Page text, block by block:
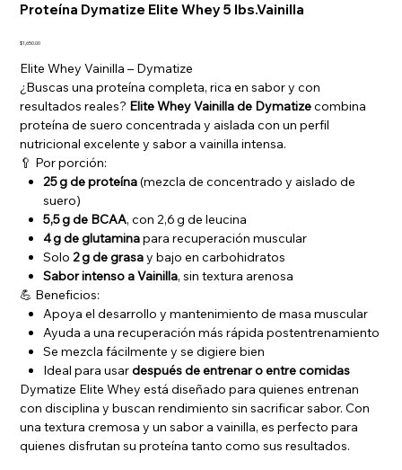
Proteína Dymatize Elite Whey 5 lbs.Vainilla
Precio
$1,650.00
Elite Whey Vainilla – Dymatize
¿Buscas una proteína completa, rica en sabor y con
resultados reales? Elite Whey Vainilla de Dymatizecombina
proteína de suero concentrada y aislada con un perfil
nutricional excelente y sabor a vainilla intensa.
🥄 Por porción:
25 g de proteína(mezcla de concentrado y aislado de
suero)
5,5 g de BCAA, con 2,6 g de leucina
4 g de glutaminapara recuperación muscular
Solo 2 g de grasay bajo en carbohidratos
Sabor intenso a Vainilla, sin textura arenosa
💪 Beneficios:
Apoya el desarrollo y mantenimiento de masa muscular
Ayuda a una recuperación más rápida postentrenamiento
Se mezcla fácilmente y se digiere bien
Ideal para usardespués de entrenar o entre comidas
Dymatize Elite Whey está diseñado para quienes entrenan
con disciplina y buscan rendimiento sin sacrificar sabor. Con
una textura cremosa y un sabor a vainilla, es perfecto para
quienes disfrutan su proteína tanto como sus resultados.